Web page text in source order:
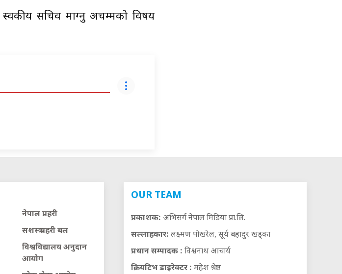
सचिव माग्नु अचम्मको विषय
नेपाल प्रहरी
सशस्त्र प्रहरी बल
विश्वविद्यालय अनुदान
आयाेग
OUR TEAM
प्रकाशक: अभिसर्ग नेपाल मिडिया प्रा.लि.
सल्लाहकार: लक्ष्मण पोखरेल, सूर्य बहादुर खड्का
प्रधान सम्पादक : विश्वनाथ आचार्य
क्रियटिभ डाइरेक्टर : महेश श्रेष्ठ